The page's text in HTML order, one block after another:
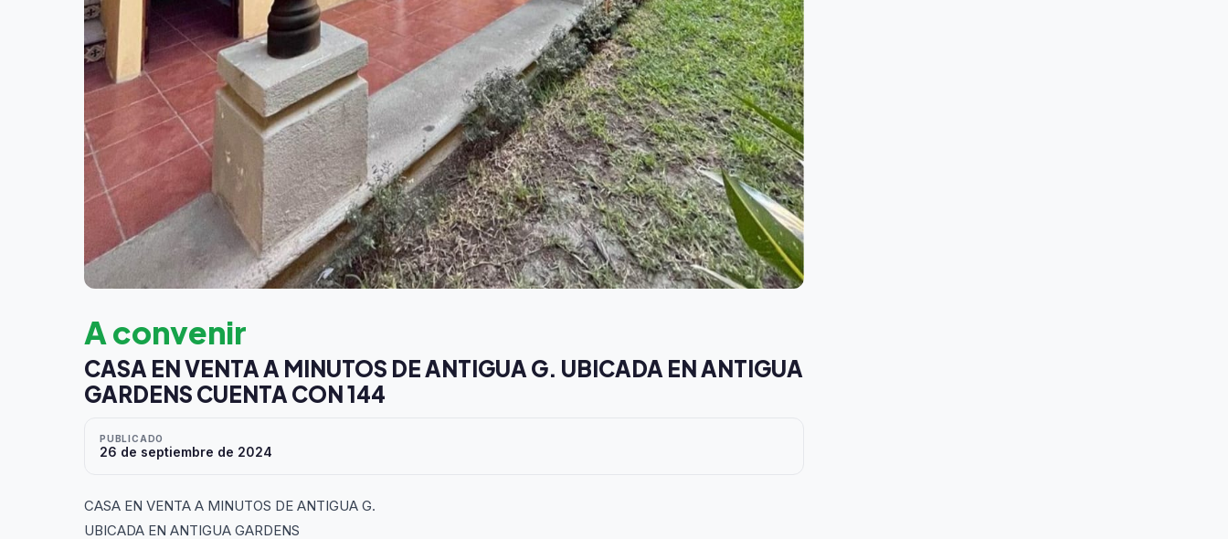
A convenir
CASA EN VENTA A MINUTOS DE ANTIGUA G. UBICADA EN ANTIGUA
GARDENS CUENTA CON 144
PUBLICADO
26 de septiembre de 2024
CASA EN VENTA A MINUTOS DE ANTIGUA G.
UBICADA EN ANTIGUA GARDENS